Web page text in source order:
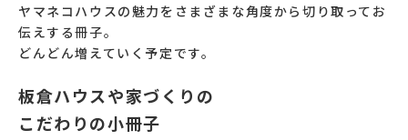
ヤマネコハウスの魅力をさまざまな角度から切り取ってお
伝えする冊子。
どんどん増えていく予定です。
板倉ハウスや家づくりの
こだわりの小冊子